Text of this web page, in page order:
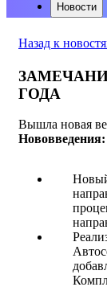
Новости
Назад к
ГОДА
Вышла новая
Нововведения: